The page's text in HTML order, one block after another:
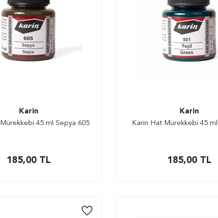
Karin
45 ml Sepya 605
185,00 TL
Karin
Karin Hat Mürekkebi 45 ml
185,00 TL